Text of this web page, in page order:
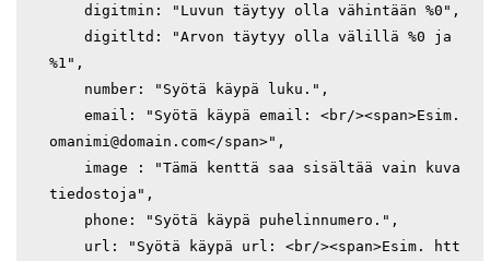
digitmin: "Luvun täytyy olla vähintään %0",
digitltd: "Arvon täytyy olla välillä %0 ja
%1",
number: "Syötä käypä luku.",
email: "Syötä käypä email: <br/><span>Esim.
omanimi@domain.com</span>",
image : "Tämä kenttä saa sisältää vain kuva
tiedostoja",
phone: "Syötä käypä puhelinnumero.",
url: "Syötä käypä url: <br/><span>Esim. htt